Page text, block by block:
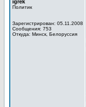
igrek
Политик
Зарегистрирован: 05.11.2008
Сообщения: 753
Откуда: Минск, Белоруссия